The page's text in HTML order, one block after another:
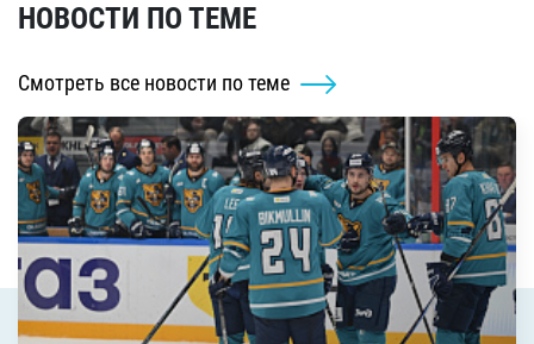
НОВОСТИ ПО ТЕМЕ
Смотреть все новости по теме